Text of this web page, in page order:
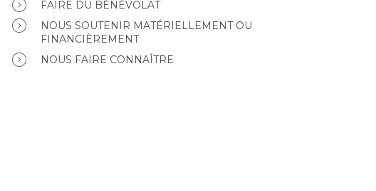
FAIRE DU BÉNÉVOLAT
NOUS SOUTENIR MATÉRIELLEMENT OU
FINANCIÈREMENT
NOUS FAIRE CONNAÎTRE